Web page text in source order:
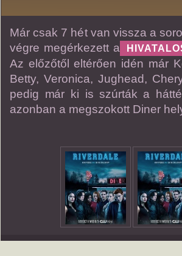
Már csak 7 hét van vissza a
végre megérkezett a
Az előzőtől eltérően idén már
Betty, Veronica, Jughead,
pedig már ki is szúrták a
azonban a megszokott Diner